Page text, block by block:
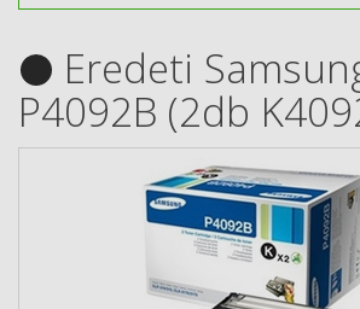
Eredeti
P4092B (2db